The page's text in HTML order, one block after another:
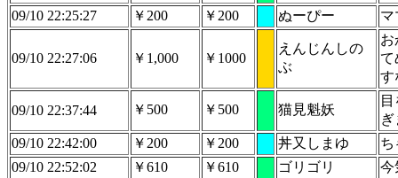
09/10 22:25:27 ￥200 ￥200 ぬーぴー マ
09/10 22:27:06 ￥1,000 ￥1000
えんじんしの
ぶ
お
て
す
09/10 22:37:44 ￥500 ￥500 猫見魁妖
09/10 22:42:00
￥200 ￥200 丼又しまゆ
ち
09/10 22:52:02
￥610 ￥610 ゴリゴリ
今